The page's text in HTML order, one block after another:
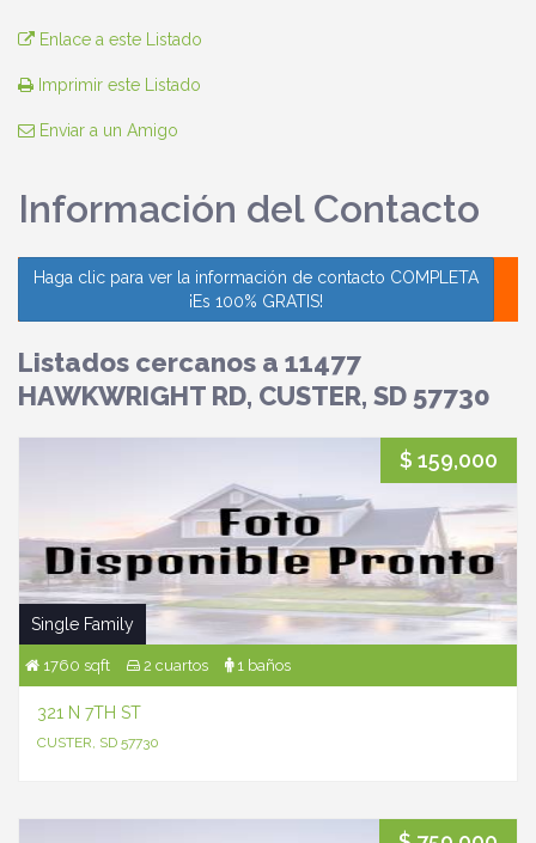
Enlace a este Listado
Imprimir este Listado
Enviar a un Amigo
Información del Contacto
Haga clic para ver la información de contacto COMPLETA
¡Es 100% GRATIS!
Listados cercanos a 11477
HAWKWRIGHT RD, CUSTER, SD 57730
$ 159,000
Single Family
1760 sqft 2 cuartos 1 baños
321 N 7TH ST
CUSTER, SD 57730